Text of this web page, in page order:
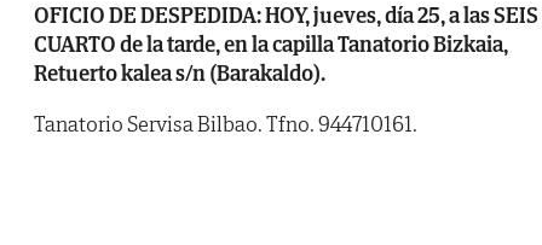
OFICIO DE DESPEDIDA: HOY, jueves, día 25, a las SEIS
CUARTO de la tarde, en la capilla Tanatorio Bizkaia,
Retuerto kalea s/n (Barakaldo).
Tanatorio Servisa Bilbao. Tfno. 944710161.